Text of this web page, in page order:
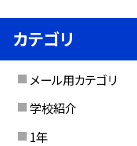
カテゴリ
メール用カテゴリ
学校紹介
1年